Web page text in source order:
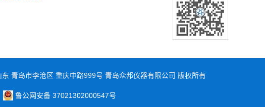
青岛市李沧区 重庆中路999号 青岛众邦仪器有限公司 版权所有
鲁公网安备 37021302000547号